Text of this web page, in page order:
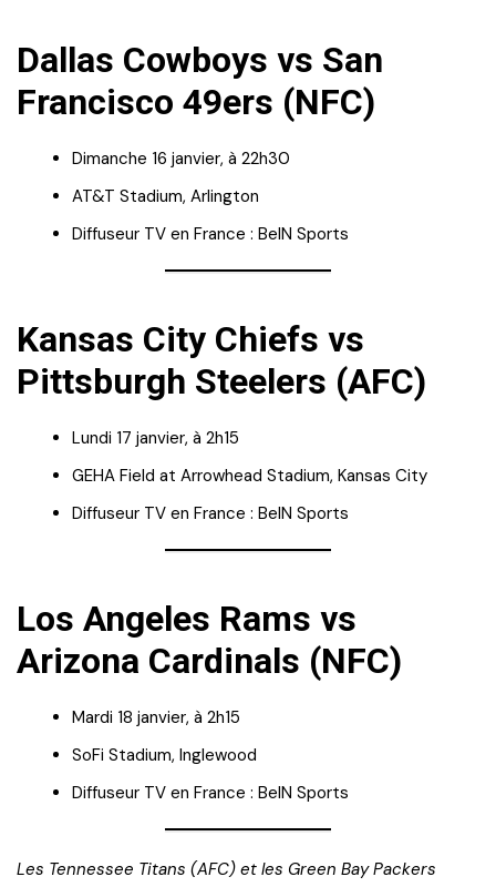
Dallas Cowboys vs San
Francisco 49ers (NFC)
Dimanche 16 janvier, à 22h30
AT&T Stadium, Arlington
Diffuseur TV en France : BeIN Sports
Kansas City Chiefs vs
Pittsburgh Steelers (AFC)
Lundi 17 janvier, à 2h15
GEHA Field at Arrowhead Stadium, Kansas City
Diffuseur TV en France : BeIN Sports
Los Angeles Rams vs
Arizona Cardinals (NFC)
Mardi 18 janvier, à 2h15
SoFi Stadium, Inglewood
Diffuseur TV en France : BeIN Sports
Les Tennessee Titans (AFC) et les Green Bay Packers